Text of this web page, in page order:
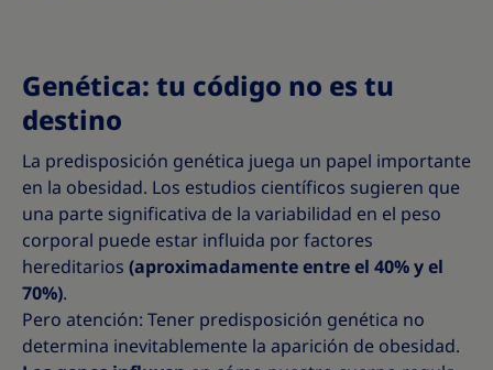
Genética: tu código no es tu
destino
La predisposición genética juega un papel importante
en la obesidad. Los estudios científicos sugieren que
una parte significativa de la variabilidad en el peso
corporal puede estar influida por factores
hereditarios (aproximadamente entre el 40% y el
70%).
Pero atención: Tener predisposición genética no
determina inevitablemente la aparición de obesidad.